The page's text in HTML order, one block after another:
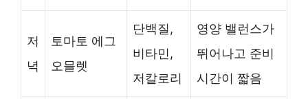
저
녁
토마토 에그
오믈렛
단백질,
비타민,
저칼로리
영양 밸런스가
뛰어나고 준비
시간이 짧음